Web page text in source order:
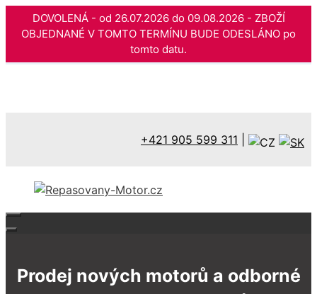
DOVOLENÁ - od 26.07.2026 do 09.08.2026 - ZBOŽÍ
OBJEDNANÉ V TOMTO TERMÍNU BUDE ODESLÁNO po
tomto datu.
+421 905 599 311
Prodej nových motorů a odborné